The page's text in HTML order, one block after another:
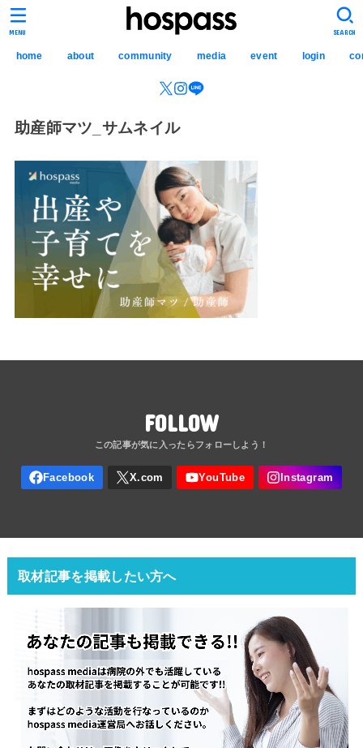
hospass media
home about community media event login
SEARCH
MENU
助産師マツ_サムネイル
FOLLOW
取材記事を掲載したい方へ